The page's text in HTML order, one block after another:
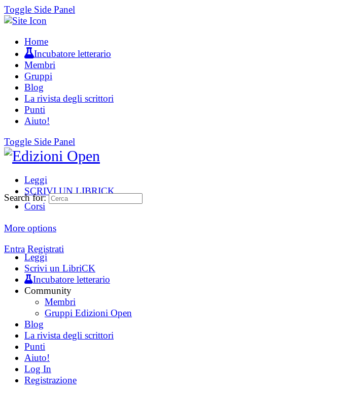
Toggle Side Panel
Home
Incubatore letterario
Membri
Gruppi
Blog
La rivista degli scrittori
Punti
Aiuto!
Toggle Side Panel
Leggi
SCRIVI UN LIBRICK
Corsi
More options
Entra Registrati
Search for:
Leggi
Scrivi un LibriCK
Incubatore letterario
Community
Membri
Gruppi Edizioni Open
Blog
La rivista degli scrittori
Punti
Aiuto!
Log In
Registrazione